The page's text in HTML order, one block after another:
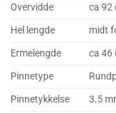
Overvidde
ca 92
Hel lengde
midt
Ermelengde
ca 46
Pinnetype
Pinnetykkelse
3.5